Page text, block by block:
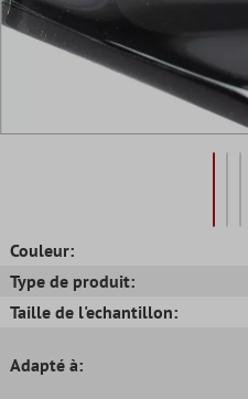
Couleur:
Type de produit:
Taille de l'echantillon:
Adapté à: